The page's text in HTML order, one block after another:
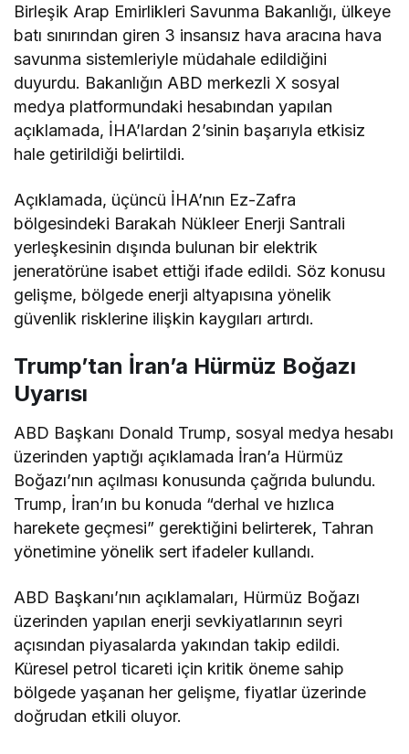
Birleşik Arap Emirlikleri Savunma Bakanlığı, ülkeye
batı sınırından giren 3 insansız hava aracına hava
savunma sistemleriyle müdahale edildiğini
duyurdu. Bakanlığın ABD merkezli X sosyal
medya platformundaki hesabından yapılan
açıklamada, İHA’lardan 2’sinin başarıyla etkisiz
hale getirildiği belirtildi.
Açıklamada, üçüncü İHA’nın Ez-Zafra
bölgesindeki Barakah Nükleer Enerji Santrali
yerleşkesinin dışında bulunan bir elektrik
jeneratörüne isabet ettiği ifade edildi. Söz konusu
gelişme, bölgede enerji altyapısına yönelik
güvenlik risklerine ilişkin kaygıları artırdı.
Trump’tan İran’a Hürmüz Boğazı
Uyarısı
ABD Başkanı Donald Trump, sosyal medya hesabı
üzerinden yaptığı açıklamada İran’a Hürmüz
Boğazı’nın açılması konusunda çağrıda bulundu.
Trump, İran’ın bu konuda “derhal ve hızlıca
harekete geçmesi” gerektiğini belirterek, Tahran
yönetimine yönelik sert ifadeler kullandı.
ABD Başkanı’nın açıklamaları, Hürmüz Boğazı
üzerinden yapılan enerji sevkiyatlarının seyri
açısından piyasalarda yakından takip edildi.
Küresel petrol ticareti için kritik öneme sahip
bölgede yaşanan her gelişme, fiyatlar üzerinde
doğrudan etkili oluyor.